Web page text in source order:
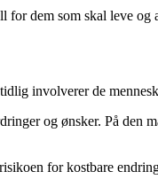
dem som skal leve og
involverer de
og ønsker. På den
for kostbare